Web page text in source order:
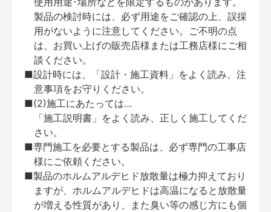
製品の検討時には、必ず用途をご確認の上、誤採
用がないように注意してください。ご不明の点
は、お買い上げの販売店様または工務店様にご相
談ください。
■設計時には、「設計・施工資料」をよく読み、注
意事項をお守りください。
■(2)施工にあたっては…
「施工説明書」をよく読み、正しく施工してくだ
さい。
■専門施工を必要とする製品は、必ず専門の工事店
様にご依頼ください。
■製品のホルムアルデヒド放散量は極力抑えており
ますが、ホルムアルデヒドは高温になると放散量
が増える性質があり、また臭い等の感じ方にも個